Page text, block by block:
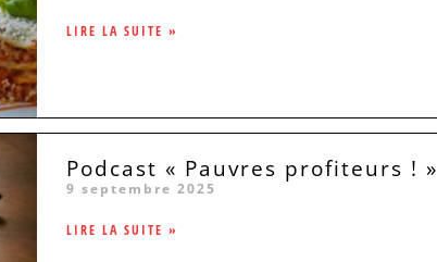
LIRE LA SUITE »
Podcast « Pauvres profiteurs ! »
9 septembre 2025
LIRE LA SUITE »